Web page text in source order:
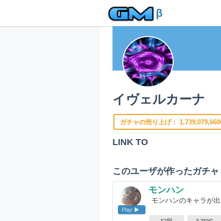
β
イヴェルカーナ
ガチャの売り上げ：
LINK TO
このユーザが作ったガチャ
Play
モンハン
モンハンのキャラが